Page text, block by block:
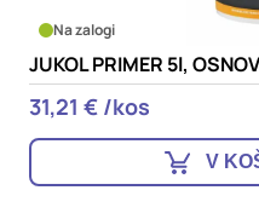
Na zalogi
JUKOL PRIMER 5l,
31,21 € /kos
V